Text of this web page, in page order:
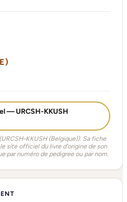
— URCSH-KKUSH
KKUSH (Belgique)). Sa fiche
site officiel du livre d'origine de son
numéro de pedigree ou par nom.